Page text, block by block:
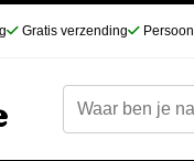
Gratis verzending